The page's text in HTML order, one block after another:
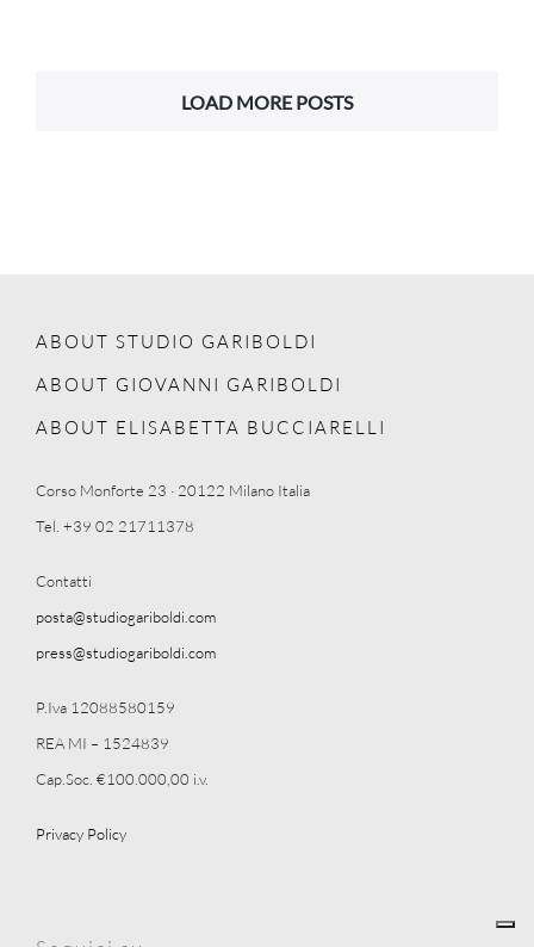
LOAD MORE POSTS
ABOUT STUDIO GARIBOLDI
ABOUT GIOVANNI GARIBOLDI
ABOUT ELISABETTA BUCCIARELLI
Corso Monforte 23 · 20122 Milano Italia
Tel. +39 02 21711378
Contatti
posta@studiogariboldi.com
press@studiogariboldi.com
P.Iva 12088580159
REA MI – 1524839
Cap.Soc. €100.000,00 i.v.
Privacy Policy